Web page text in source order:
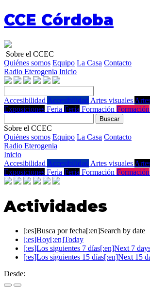
CCE Córdoba
Sobre el CCEC
Quiénes somos Equipo La Casa Contacto
Radio Eterogenia Inicio
Accesibilidad Accesibilidad Artes visuales
Exposiciones Feria Feria Formación Formación
Buscar
Sobre el CCEC
Quiénes somos Equipo La Casa Contacto
Radio Eterogenia
Inicio
Accesibilidad Accesibilidad Artes visuales
Exposiciones Feria Feria Formación Formación
Actividades
[:es]Busca por fecha[:en]Search by date
[:es]Hoy[:en]Today
[:es]Los siguientes 7 días[:en]Next 7
[:es]Los siguientes 15 días[:en]Next 15
Desde: